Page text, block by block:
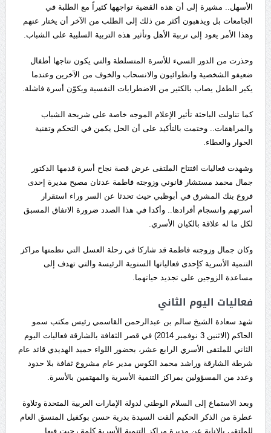
الأسهل.. مشيرة إلى أن هذه القضية تواجهها كثيراً مع الطلبة في
الجامعات بل ويذهبون أكثر من ذلك إلى الطلب من الآخر أن يختار عنهم
وهذا الأمر يعود إلى تربية الأهل وتأثير هذه التربية السلبية على الشباب.
وحذرت من الدور السيء للأسرة المتسلطة والتي يكون نتاجها أطفال
ضعيفو الشخصية وانطوائيون والانسحاب والخوف من الآخرين وعندما
يكبر الطفل يصاب بالكثير من الاضطرابات النفسية ويكوّن أسرة فاشلة.
كما تناولت الباحثة تأثير الإعلام الموجه خاصة على شريحة الشباب
والمراهقات.. وختمت بالتأكيد على أن الحل يكمن في التحكم وتقنية
الحوار والعطاء.
وشهدت فعاليات افتتاح الملتقى عرض قصة نجاح أسرة قدمها الدكتور
جمال محمد مستشار قانوني وزوجته فاطمة عدنان مصبح مديرة إحدى
فروع بنك المشرق في أبوظبي حيث تحدثا عن السر وراء استقرار
أسرتهم وانسجام أفرادها.. وأكدا في هذا الصدد ضرورة الاتفاق المسبق
لكل ما له علاقة بالكيان الأسري.
وكان جمال وزوجته فاطمة قد شاركا في رحلة العسل التي نظمتها مراكز
التنمية الأسرية كإحدى فعالياتها السنوية الرئيسة والتي تهدف إلى
مساعدة الزوجين على تجديد حياتهما.
فعاليات اليوم الثاني
شهد سعادة الشيخ سالم بن عبدالرحمن القاسمي رئيس مكتب سمو
الحاكم (الاثنين 3 نوفمبر 2014) في قصر الثقافة بالشارقة فعاليات اليوم
الثاني للملتقى الأسري الرابع عشر، بحضور اللواء حميد الهديدي قائد عام
شرطة الشارقة وراشد محمد الكوس مدير عام مشروع ثقافة بلا حدود
وعدد من المسؤولين بمراكز التنمية الأسرية والمهتمين بالأسرة.
وبعد الاستماع إلى السلام الوطني لدولة الإمارات العربية المتحدة وتلاوة
عطرة من الذكر الحكيم ألقت السيدة بدرية حسن بوكفيل المنسق العام
للملتقى بالإنابة عن مديرة مراكز التنمية الأسرية كلمة رحبت فيها